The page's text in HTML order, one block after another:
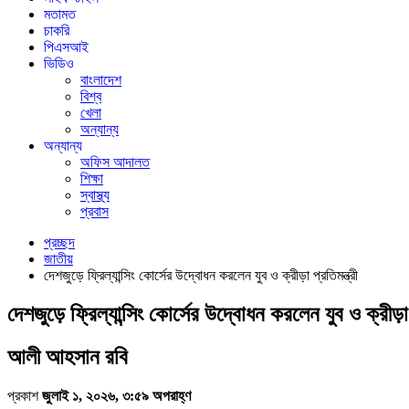
মতামত
চাকরি
পিএসআই
ভিডিও
বাংলাদেশ
বিশ্ব
খেলা
অন্যান্য
অন্যান্য
অফিস আদালত
শিক্ষা
স্বাস্থ্য
প্রবাস
প্রচ্ছদ
জাতীয়
দেশজুড়ে ফ্রিল্যান্সিং কোর্সের উদ্বোধন করলেন যুব ও ক্রীড়া প্রতিমন্ত্রী
দেশজুড়ে ফ্রিল্যান্সিং কোর্সের উদ্বোধন করলেন যুব ও ক্রীড়া
আলী আহসান রবি
প্রকাশজুলাই ১, ২০২৬, ৩:৫৯ অপরাহ্ণ